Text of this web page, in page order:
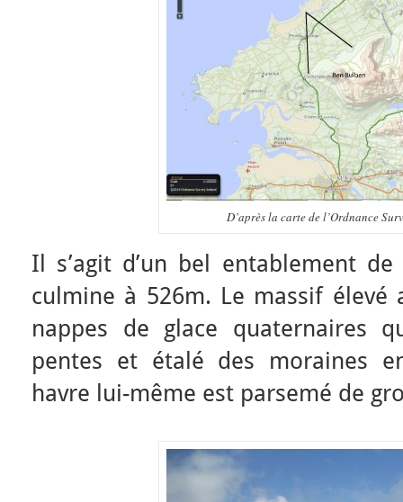
D’après la carte de l’Ordnance
Il s’agit d’un bel entablement
culmine à 526m. Le massif élevé
nappes de glace quaternaires
pentes et étalé des moraines
havre lui-même est parsemé de